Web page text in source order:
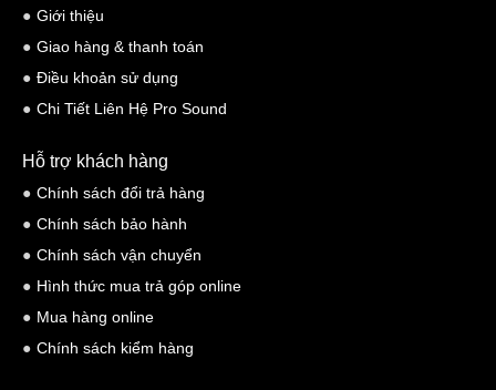
Giới thiệu
Giao hàng & thanh toán
Điều khoản sử dụng
Chi Tiết Liên Hệ Pro Sound
Hỗ trợ khách hàng
Chính sách đổi trả hàng
Chính sách bảo hành
Chính sách vận chuyển
Hình thức mua trả góp online
Mua hàng online
Chính sách kiểm hàng